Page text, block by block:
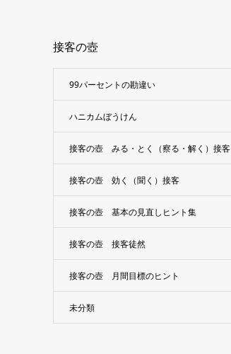
接客の壺
99パーセントの勘違い
ハニカムぼうけん
接客の壺 みる・とく（察る・解く）接客
接客の壺 効く（聞く）接客
接客の壺 基本の見直しヒント集
接客の壺 接客徒然
接客の壺 月間目標のヒント
未分類